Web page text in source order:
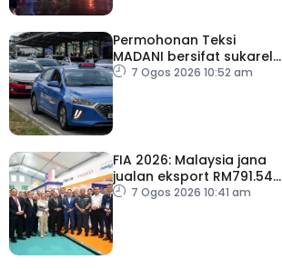
Permohonan Teksi
MADANI bersifat sukarela,
teksi sedia ada dibenar
7 Ogos 2026 10:52 am
FIA 2026: Malaysia jana
jualan eksport RM791.54
juta7 Ogos 2026 10:41 am